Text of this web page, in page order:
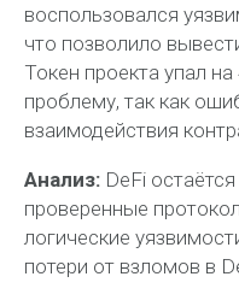
воспользовался
что позволило
Токен проекта упал
проблему, так как
взаимодействия
Анализ: DeFi
проверенные
логические
потери от взломов в